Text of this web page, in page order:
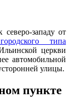
западу от
типа
церкви
автомобильной
улицы.
пункте